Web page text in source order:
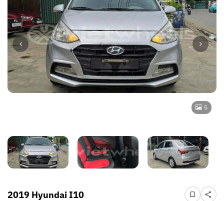
5
2019 Hyundai I10